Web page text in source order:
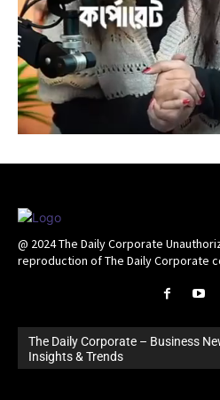
@ 2024 The Daily Corporate
reproduction of The Daily Corporate
The Daily Corporate – Business
Insights & Trends